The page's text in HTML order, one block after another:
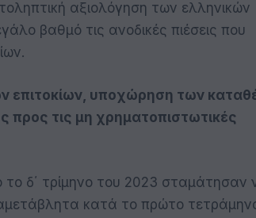
αξιολόγηση των ελληνικών
βαθμό τις ανοδικές πιέσεις που
επιτοκίων, υποχώρηση των
προς τις μη χρηματοπιστωτικές
δ΄ τρίμηνο του 2023 σταμάτησαν
κατά το πρώτο